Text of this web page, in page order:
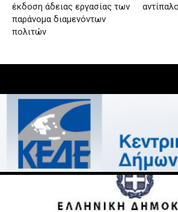
έκδοση άδειας εργασίας των
παράνομα διαμενόντων
πολιτών